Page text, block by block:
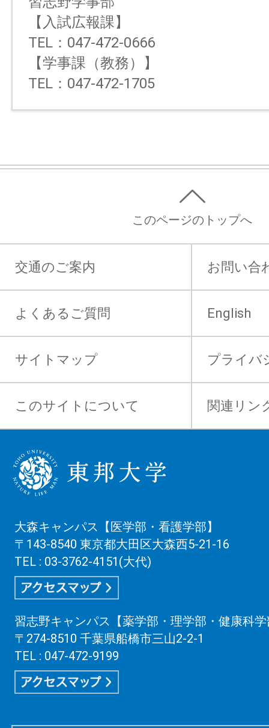
【入試広報課】
TEL：047-472-0666
【学事課（教務）】
TEL：047-472-1705
このページのトップへ
交通のご案内 お問い合
よくあるご質問 English
サイトマップ プライバ
このサイトについて 関連リン
大森キャンパス【医学部・看護学部】
〒143-8540 東京都大田区大森西5-21-16
TEL : 03-3762-4151(大代)
習志野キャンパス【薬学部・理学部・健康科
〒274-8510 千葉県船橋市三山2-2-1
TEL : 047-472-9199